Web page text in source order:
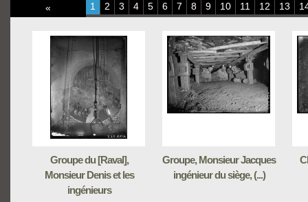
« 1 2 3 4 5 6 7 8 9 10 11 12 13
Groupe du [Raval],
Monsieur Denis et les
ingénieurs
Groupe, Monsieur Jacques
ingénieur du siège, (...)